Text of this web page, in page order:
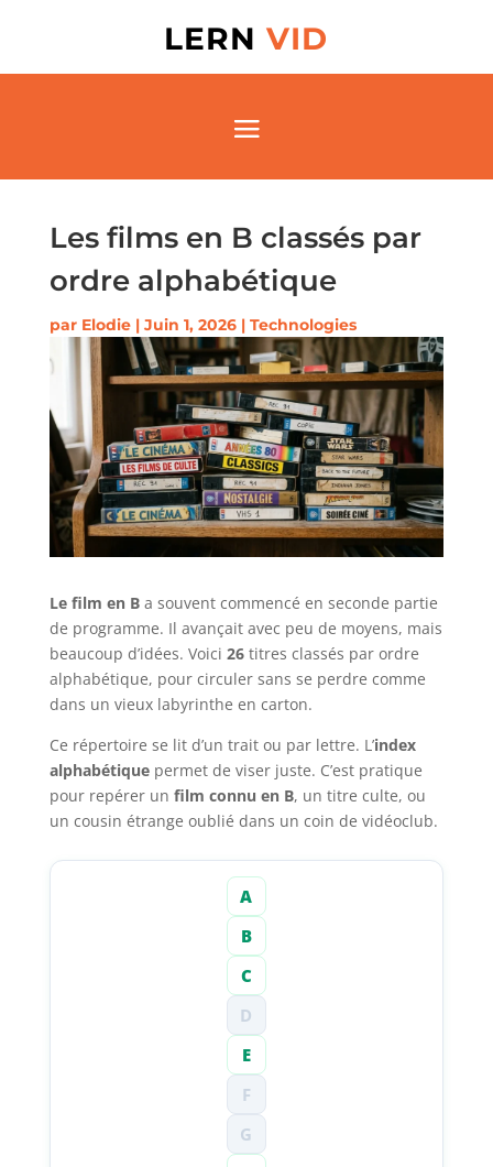
LERNVID
Les films en B classés par
ordre alphabétique
par Elodie| Juin 1, 2026| Technologies
Le film en Ba souvent commencé en seconde partie
de programme. Il avançait avec peu de moyens, mais
beaucoup d’idées. Voici 26titres classés par ordre
alphabétique, pour circuler sans se perdre comme
dans un vieux labyrinthe en carton.
Ce répertoire se lit d’un trait ou par lettre. L’index
alphabétiquepermet de viser juste. C’est pratique
pour repérer un film connu en B, un titre culte, ou
un cousin étrange oublié dans un coin de vidéoclub.
A
B
C
D
E
F
G